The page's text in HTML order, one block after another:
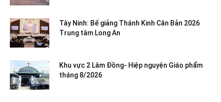
Tây Ninh: Bế giảng Thánh Kinh Căn Bản 2026
Trung tâm Long An
Khu vực 2 Lâm Đồng- Hiệp nguyện Giáo phẩm
tháng 8/2026